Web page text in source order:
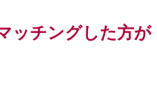
ッチングした方